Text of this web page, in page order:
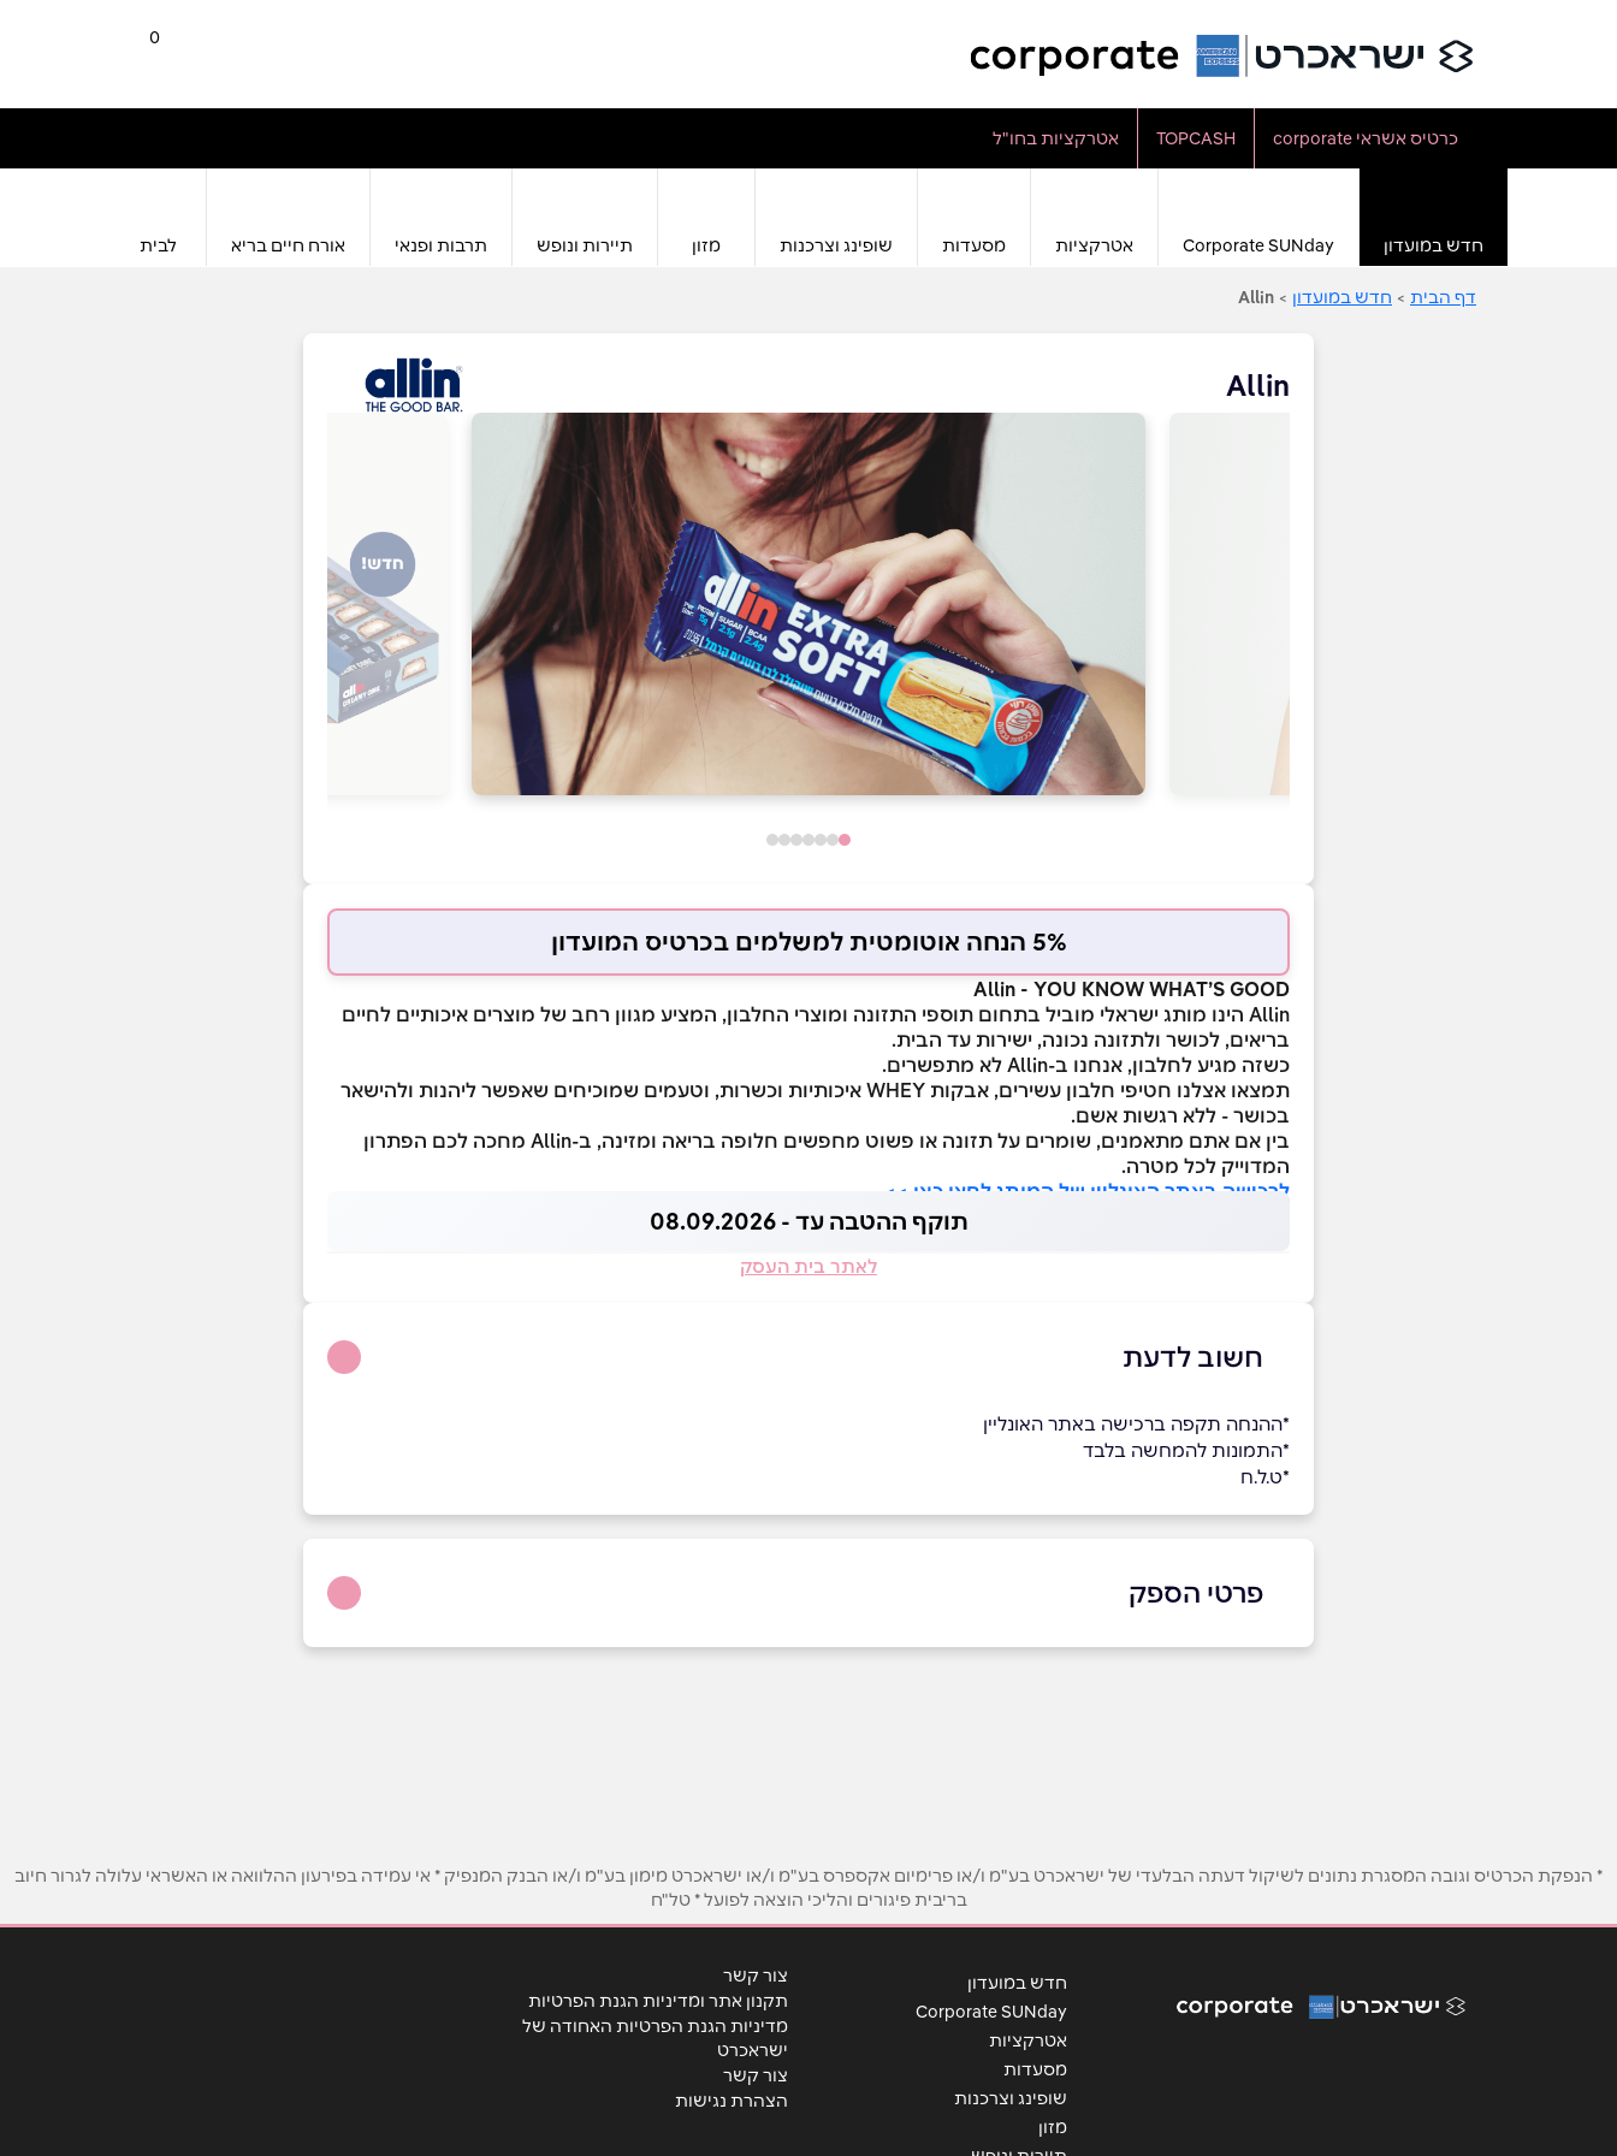
0
כרטיס אשראי corporate TOPCASH אטרקציות בחו"ל
חדש במועדון Corporate SUNday אטרקציות מסעדות שופינג וצרכנות מזון תיירות ונופש תרבות ופנאי אורח חיים בריא לבית
דף הבית > חדש במועדון >
Allin
Allin
5% הנחה אוטומטית למשלמים בכרטיס המועדון
Allin - YOU KNOW WHAT’S GOOD
Allin הינו מותג ישראלי מוביל בתחום תוספי התזונה ומוצרי החלבון, המציע מגוון רחב של מוצרים איכותיים לחיים
בריאים, לכושר ולתזונה נכונה, ישירות עד הבית.
כשזה מגיע לחלבון, אנחנו ב-Allin לא מתפשרים.
תמצאו אצלנו חטיפי חלבון עשירים, אבקות WHEY איכותיות וכשרות, וטעמים שמוכיחים שאפשר ליהנות ולהישאר
בכושר - ללא רגשות אשם.
בין אם אתם מתאמנים, שומרים על תזונה או פשוט מחפשים חלופה בריאה ומזינה, ב-Allin מחכה לכם הפתרון
המדוייק לכל מטרה.
לרכישה באתר האונליין של המותג לחצו כאן >>
תוקף ההטבה עד - 08.09.2026
לאתר בית העסק
חשוב לדעת
*ההנחה תקפה ברכישה באתר האונליין
*התמונות להמחשה בלבד
*ט.ל.ח
פרטי הספק
* הנפקת הכרטיס וגובה המסגרת נתונים לשיקול דעתה הבלעדי של ישראכרט בע"מ ו/או פרימיום אקספרס בע"מ ו/או ישראכרט מימון בע"מ ו/או הבנק המנפיק * אי עמידה בפירעון ההלוואה או האשראי עלולה לגרור חיוב
בריבית פיגורים והליכי הוצאה לפועל * טל"ח
חדש במועדון
Corporate SUNday
אטרקציות
מסעדות
שופינג וצרכנות
מזון
צור קשר
תקנון אתר ומדיניות הגנת הפרטיות
מדיניות הגנת הפרטיות האחודה של
ישראכרט
צור קשר
הצהרת נגישות